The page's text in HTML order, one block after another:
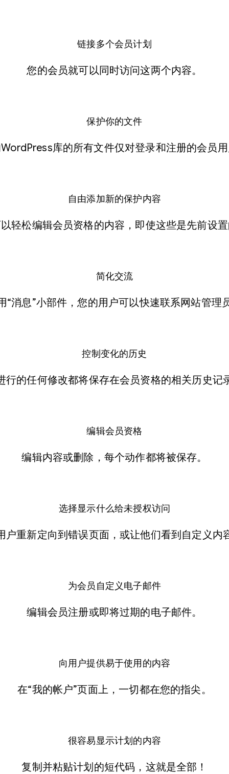
​链接多个会员计划
您的会员就可以同时访问这两个内容。
​保护你的文件
库的所有文件仅对登录和注册的会员用
​自由添加新的保护内容
轻松编辑会员资格的内容，即使这些是先前设置
​简化交流
“消息”小部件，您的用户可以快速联系网站管理员
​控制变化的历史
行的任何修改都将保存在会员资格的相关历史记
编辑会员资格
编辑内容或删除，每个动作都将被保存。
选择显示什么给未授权访问
户重新定向到错误页面，或让他们看到自定义内
为会员自定义电子邮件
编辑会员注册或即将过期的电子邮件。
向用户提供易于使用的内容
在“我的帐户”页面上，一切都在您的指尖。
很容易显示计划的内容
复制并粘贴计划的短代码，这就是全部！